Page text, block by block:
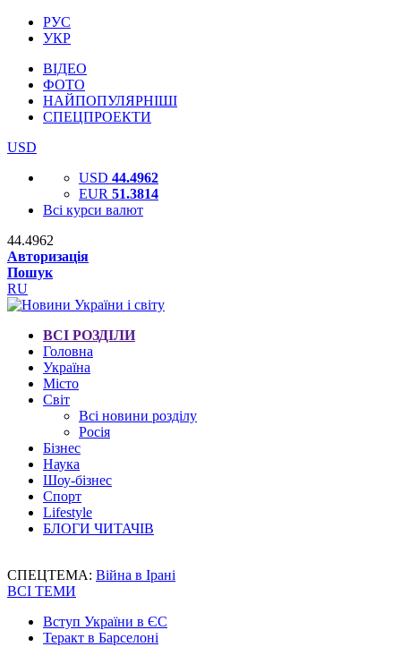
РУС
УКР
ВІДЕО
ФОТО
НАЙПОПУЛЯРНІШІ
СПЕЦПРОЕКТИ
USD
USD 44.4962
EUR 51.3814
Всі курси валют
44.4962
Авторизація
Пошук
RU
ВСІ РОЗДІЛИ
Головна
Україна
Місто
Світ
Всі новини розділу
Росія
Бізнес
Наука
Шоу-бізнес
Спорт
Lifestyle
БЛОГИ ЧИТАЧІВ
СПЕЦТЕМА: Війна в Ірані
ВСІ ТЕМИ
Вступ України в ЄС
Теракт в Барселоні